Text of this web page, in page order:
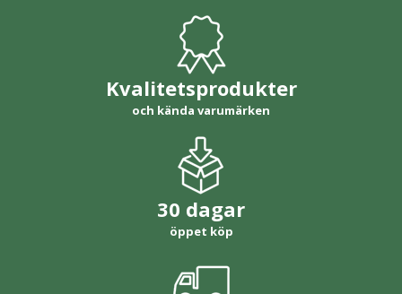
Kvalitetsprodukter
och kända varumärken
30 dagar
öppet köp